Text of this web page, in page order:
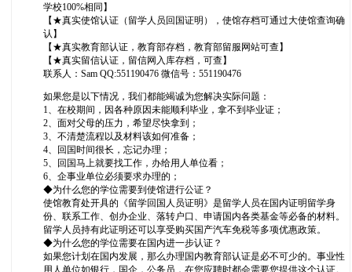
学校100%相同】
【★真实使馆认证（留学人员回国证明），使馆存档可通过大使馆查询确
认】
【★真实教育部认证，教育部存档，教育部留服网站可查】
【★真实留信认证，留信网入库存档，可查】
联系人：Sam QQ:551190476 微信号：551190476
如果您是以下情况，我们都能竭诚为您解决实际问题：
1、在校期间，因各种原因未能顺利毕业，拿不到毕业证；
2、面对父母的压力，希望尽快拿到；
3、不清楚流程以及材料该如何准备；
4、回国时间很长，忘记办理；
5、回国马上就要找工作，办给用人单位看；
6、企事业单位必须要求办理的；
◆为什么您的学位需要到使馆进行公证？
使馆教育处开具的《留学回国人员证明》是留学人员在国内证明留学身
份、联系工作、创办企业、落转户口、申请国内各类基金等必备的材料。
留学人员持有此证明还可以享受购买国产汽车免税等多项优惠政策。
◆为什么您的学位需要在国内进一步认证？
如果您计划在国内发展，那么办理国内教育部认证是必不可少的。事业性
用人单位如银行，国企，公务员，在您应聘时都会需要您提供这个认证。